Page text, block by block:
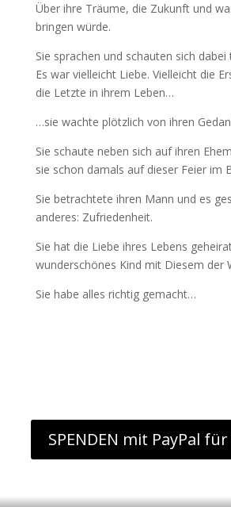
Über ihre Träume, die Zukunft und
bringen würde.
Sie sprachen und schauten sich dabei
Es war vielleicht Liebe. Vielleicht die
die Letzte in ihrem Leben…
…sie wachte plötzlich von ihren
Sie schaute neben sich auf ihren
sie schon damals auf dieser Feier im
Sie betrachtete ihren Mann und es
anderes: Zufriedenheit.
Sie hat die Liebe ihres Lebens
wunderschönes Kind mit Diesem der
Sie habe alles richtig gemacht…
SPENDEN mit PayPal